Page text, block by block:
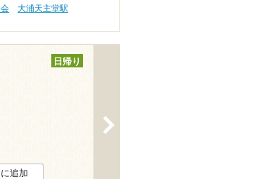
大浦天主堂駅
日帰り
追加